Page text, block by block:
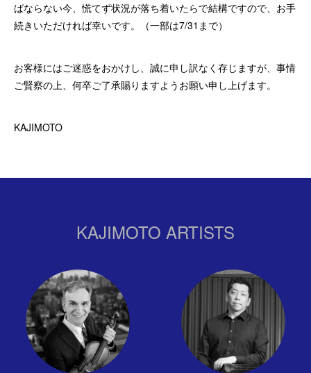
ばならない今、慌てず状況が落ち着いたらで結構ですので、お手
続きいただければ幸いです。（一部は7/31まで）
お客様にはご迷惑をおかけし、誠に申し訳なく存じますが、事情
ご賢察の上、何卒ご了承賜りますようお願い申し上げます。
KAJIMOTO
KAJIMOTO ARTISTS